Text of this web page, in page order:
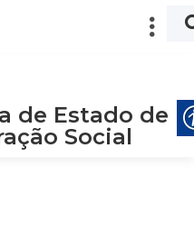
de Estado de
Social